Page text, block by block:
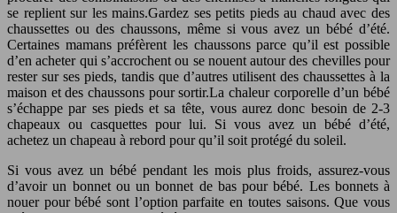
se replient sur les mains.Gardez ses petits pieds au chaud avec des
chaussettes ou des chaussons, même si vous avez un bébé d’été.
Certaines mamans préfèrent les chaussons parce qu’il est possible
d’en acheter qui s’accrochent ou se nouent autour des chevilles pour
rester sur ses pieds, tandis que d’autres utilisent des chaussettes à la
maison et des chaussons pour sortir.La chaleur corporelle d’un bébé
s’échappe par ses pieds et sa tête, vous aurez donc besoin de 2-3
chapeaux ou casquettes pour lui. Si vous avez un bébé d’été,
achetez un chapeau à rebord pour qu’il soit protégé du soleil.
Si vous avez un bébé pendant les mois plus froids, assurez-vous
d’avoir un bonnet ou un bonnet de bas pour bébé. Les bonnets à
nouer pour bébé sont l’option parfaite en toutes saisons. Que vous